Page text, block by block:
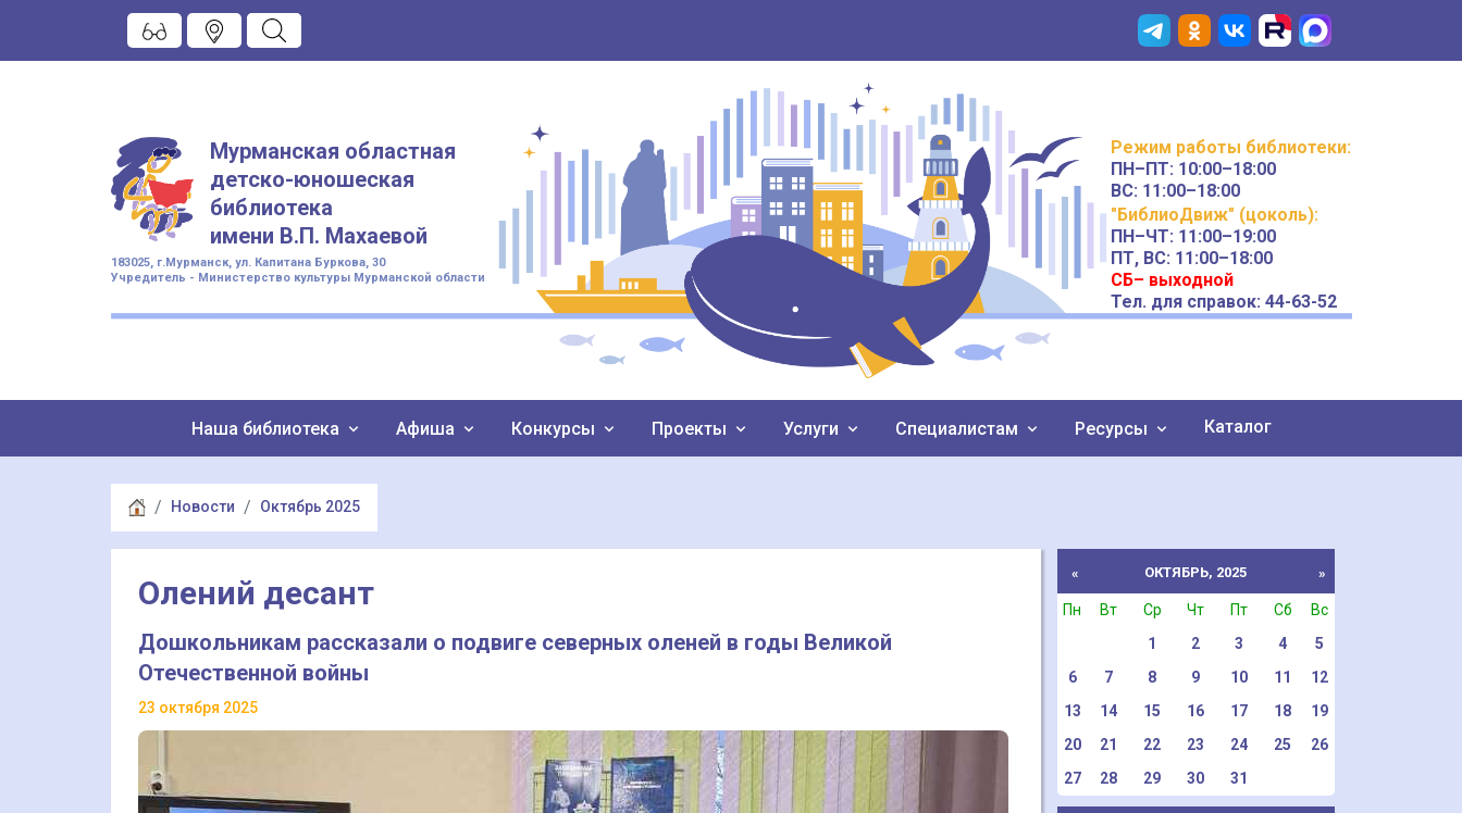
Мурманская областная
детско-юношеская
библиотека
имени В.П. Махаевой
183025, г.Мурманск, ул. Капитана Буркова, 30
Учредитель - Министерство культуры Мурманской области
Режим работы библиотеки:
ПН–ПТ: 10:00–18:00
ВС: 11:00–18:00
"БиблиоДвиж" (цоколь):
ПН–ЧТ: 11:00–19:00
ПТ, ВС: 11:00–18:00
СБ– выходной
Тел. для справок: 44-63-52
Наша библиотека Афиша Конкурсы Проекты Услуги Специалистам Ресурсы Каталог
Новости Октябрь 2025
Олений десант
Дошкольникам рассказали о подвиге северных оленей в годы Великой
Отечественной войны
23 октября 2025
« ОКТЯБРЬ, 2025 »
Пн Вт Ср Чт Пт Сб
Вс
1
2 3 4
5
6
7 8 9 10 11
12
13
14 15 16 17 18
19
20
21 22 23 24 25
26
27
28 29 30 31